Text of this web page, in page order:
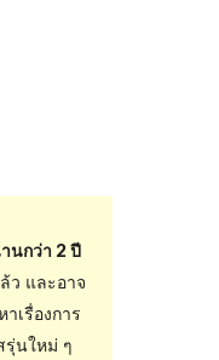
นกว่า 2 ปี
ว และอาจ
เรื่องการ
รุ่นใหม่ ๆ